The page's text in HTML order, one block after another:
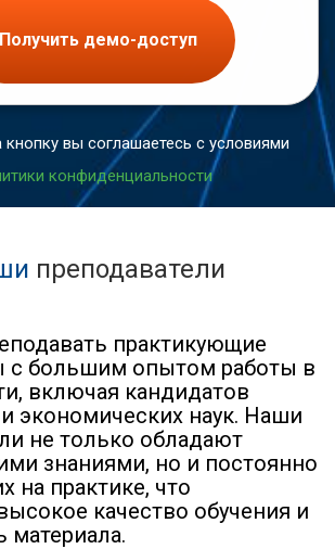
Получить демо-доступ
вы соглашаетесь с условиями
конфиденциальности
преподаватели
практикующие
с большим опытом работы в
включая кандидатов
экономических наук. Наши
не только обладают
знаниями, но и постоянно
на практике, что
качество обучения и
материала.